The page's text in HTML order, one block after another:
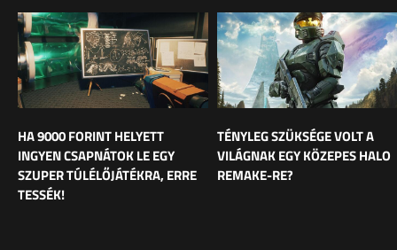
HA 9000 FORINT HELYETT
INGYEN CSAPNÁTOK LE EGY
SZUPER TÚLÉLŐJÁTÉKRA, ERRE
TESSÉK!
TÉNYLEG SZÜKSÉGE VOLT A
VILÁGNAK EGY KÖZEPES HALO
REMAKE-RE?